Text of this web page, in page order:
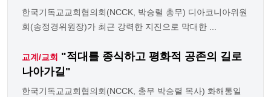
한국기독교교회협의회(NCCK, 박승렬 총무) 디아코니아위원
회(송정경위원장)가 최근 강력한 지진으로 막대한 ...
교계/교회 "적대를 종식하고 평화적 공존의 길로
나아가길"
한국기독교교회협의회(NCCK, 총무 박승렬 목사) 화해통일